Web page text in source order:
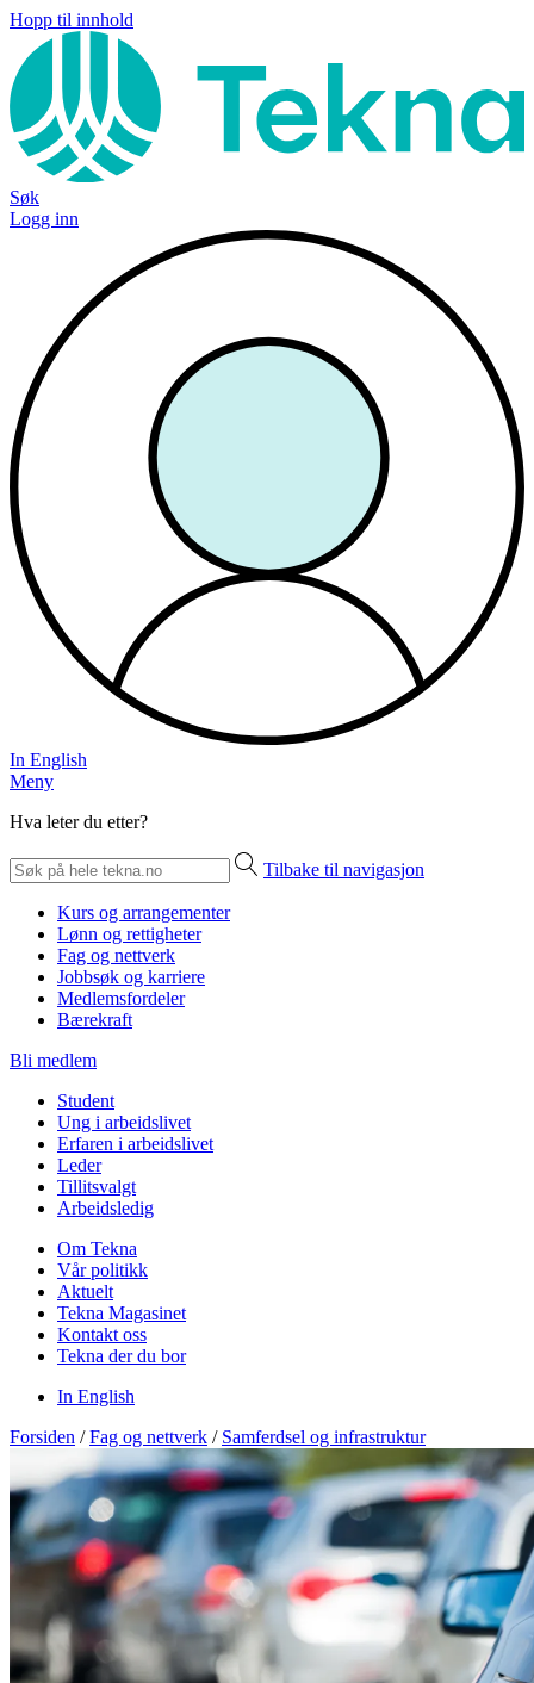
Hopp til innhold
Søk
Logg inn
In English
Meny
Hva leter du etter?
Tilbake til navigasjon
Kurs og arrangementer
Lønn og rettigheter
Fag og nettverk
Jobbsøk og karriere
Medlemsfordeler
Bærekraft
Bli medlem
Student
Ung i arbeidslivet
Erfaren i arbeidslivet
Leder
Tillitsvalgt
Arbeidsledig
Om Tekna
Vår politikk
Aktuelt
Tekna Magasinet
Kontakt oss
Tekna der du bor
In English
Forsiden / Fag og nettverk / Samferdsel og infrastruktur